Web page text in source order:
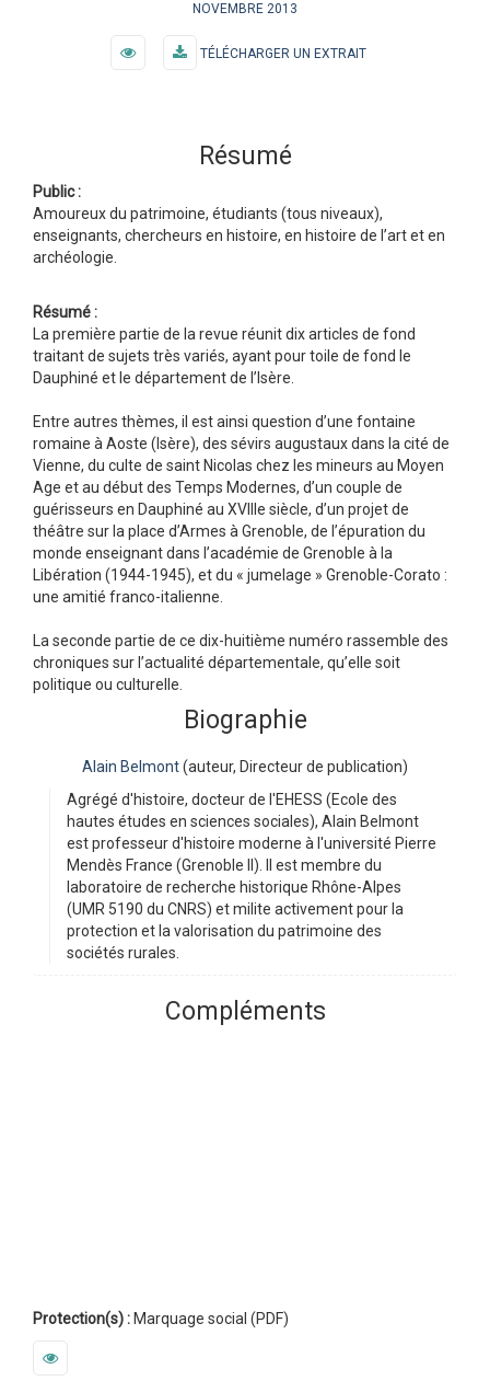
NOVEMBRE 2013
TÉLÉCHARGER UN EXTRAIT
Résumé
Public :
Amoureux du patrimoine, étudiants (tous niveaux),
enseignants, chercheurs en histoire, en histoire de l’art et en
archéologie.
Résumé :
La première partie de la revue réunit dix articles de fond
traitant de sujets très variés, ayant pour toile de fond le
Dauphiné et le département de l’Isère.
Entre autres thèmes, il est ainsi question d’une fontaine
romaine à Aoste (Isère), des sévirs augustaux dans la cité de
Vienne, du culte de saint Nicolas chez les mineurs au Moyen
Age et au début des Temps Modernes, d’un couple de
guérisseurs en Dauphiné au XVIIIe siècle, d’un projet de
théâtre sur la place d’Armes à Grenoble, de l’épuration du
monde enseignant dans l’académie de Grenoble à la
Libération (1944-1945), et du « jumelage » Grenoble-Corato :
une amitié franco-italienne.
La seconde partie de ce dix-huitième numéro rassemble des
chroniques sur l’actualité départementale, qu’elle soit
politique ou culturelle.
Biographie
Alain Belmont(auteur, Directeur de publication)
Agrégé d'histoire, docteur de l'EHESS (Ecole des
hautes études en sciences sociales), Alain Belmont
est professeur d'histoire moderne à l'université Pierre
Mendès France (Grenoble II). Il est membre du
laboratoire de recherche historique Rhône-Alpes
(UMR 5190 du CNRS) et milite activement pour la
protection et la valorisation du patrimoine des
sociétés rurales.
Compléments
Protection(s) : Marquage social (PDF)